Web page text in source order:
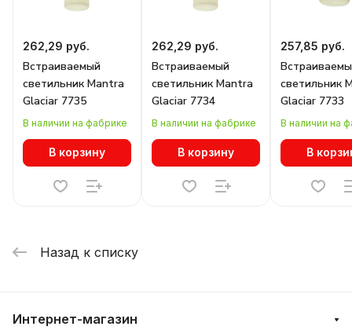
262,29 руб.
Встраиваемый
светильник Mantra
Glaciar 7735
В наличии на фабрике
В корзину
262,29 руб.
Встраиваемый
светильник Mantra
Glaciar 7734
В наличии на фабрике
В корзину
257,85 руб.
светильник
Glaciar 7733
В наличии на
В
Назад к списку
Интернет-магазин